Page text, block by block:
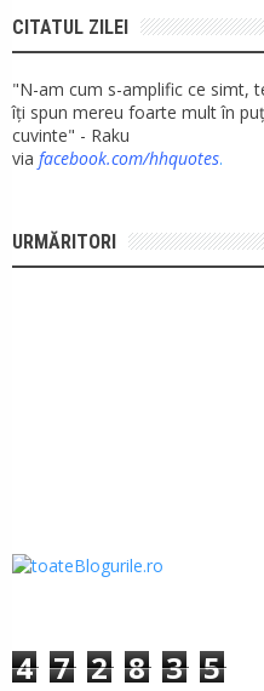
CITATUL ZILEI
"N-am cum s-amplific ce simt,
îți spun mereu foarte mult în
cuvinte" - Raku
via facebook.com/hhquotes.
URMĂRITORI
4 7 2 8 3 5